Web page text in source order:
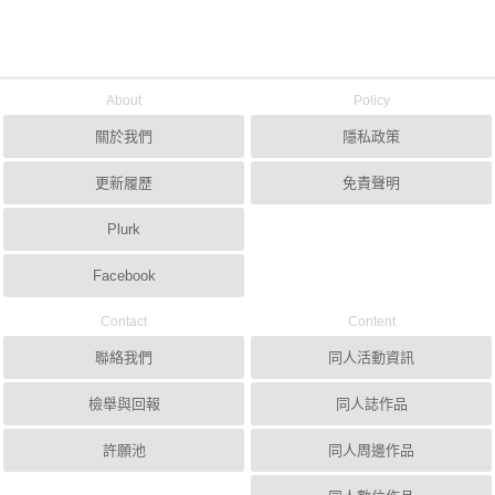
About
關於我們
更新履歷
Plurk
Facebook
Policy
隱私政策
免責聲明
Contact
聯絡我們
檢舉與回報
許願池
Content
同人活動資訊
同人誌作品
同人周邊作品